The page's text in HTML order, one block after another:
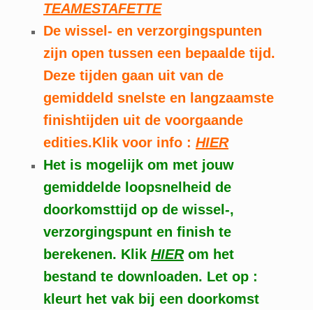
TEAMESTAFETTE
De wissel- en verzorgingspunten
zijn open tussen een bepaalde tijd.
Deze tijden gaan uit van de
gemiddeld snelste en langzaamste
finishtijden uit de voorgaande
edities.Klik voor info : HIER
Het is mogelijk om met jouw
gemiddelde loopsnelheid de
doorkomsttijd op de wissel-,
verzorgingspunt en finish te
berekenen. Klik HIERom het
bestand te downloaden. Let op :
kleurt het vak bij een doorkomst